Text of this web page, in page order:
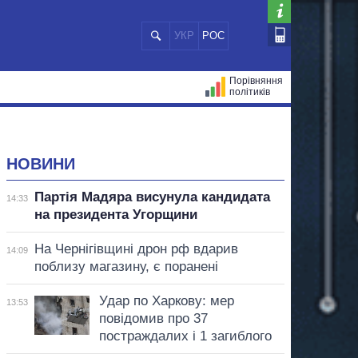
УКР РОС
Порівняння
політиків
НОВИНИ
14:33
Партія Мадяра висунула кандидата
на президента Угорщини
14:09
На Чернігівщині дрон рф вдарив
поблизу магазину, є поранені
13:53
Удар по Харкову: мер
повідомив про 37
постраждалих і 1 загиблого